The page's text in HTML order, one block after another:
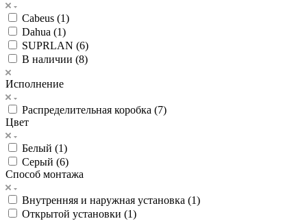
Cabeus (1)
Dahua (1)
SUPRLAN (6)
В наличии (8)
Исполнение
Распределительная коробка (7)
Цвет
Белый (1)
Серый (6)
Способ монтажа
Внутренняя и наружная установка (1)
Открытой установки (1)